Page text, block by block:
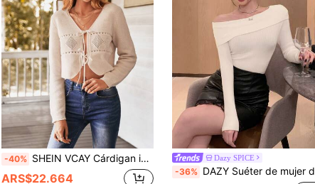
-40% SHEIN VCAY Cárdigan informal hecho punto con bajo asimétrico atado para vacaciones de otoño e invierno para mujer
ARS$22.664
Dazy SPICE
-36% DAZY Suéter de mujer de unicolor con hombros descubiertos y mangas largas acanalado, nuevo estilo de otoño con hombros descubiertos, ropa de mujer de otoño